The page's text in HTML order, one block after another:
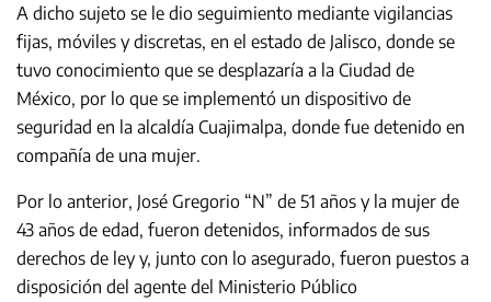
A dicho sujeto se le dio seguimiento mediante vigilancias
fijas, móviles y discretas, en el estado de Jalisco, donde se
tuvo conocimiento que se desplazaría a la Ciudad de
México, por lo que se implementó un dispositivo de
seguridad en la alcaldía Cuajimalpa, donde fue detenido en
compañía de una mujer.
Por lo anterior, José Gregorio “N” de 51 años y la mujer de
43 años de edad, fueron detenidos, informados de sus
derechos de ley y, junto con lo asegurado, fueron puestos a
disposición del agente del Ministerio Público